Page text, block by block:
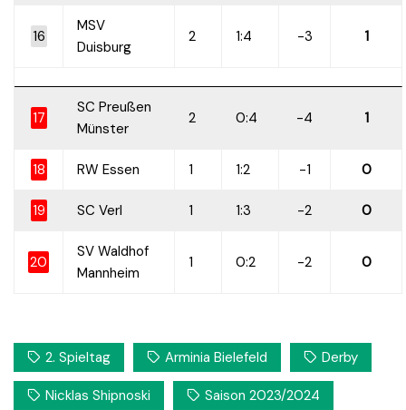
16
MSV
Duisburg
2 1:4 -3 1
17
SC Preußen
Münster
2 0:4 -4 1
18 RW Essen 1 1:2 -1 0
19 SC Verl 1 1:3 -2 0
20
SV Waldhof
Mannheim
1 0:2 -2 0
2. Spieltag Arminia Bielefeld Derby
Nicklas Shipnoski Saison 2023/2024